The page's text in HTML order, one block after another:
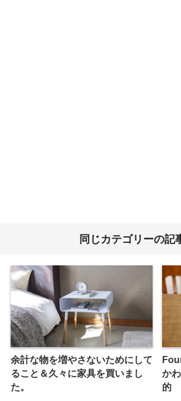
同じカテゴリーの記
余計な物を増やさないためにして
ること＆久々に家具を買いまし
た。
か
的